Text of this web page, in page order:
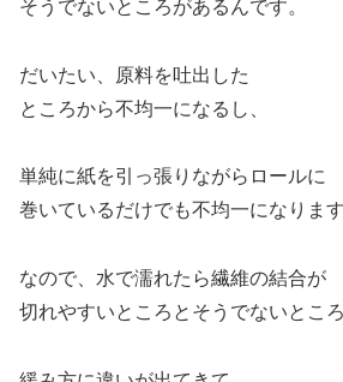
そうでないところがあるんです。
だいたい、原料を吐出した
ところから不均一になるし、
単純に紙を引っ張りながらロールに
巻いているだけでも不均一になります
なので、水で濡れたら繊維の結合が
切れやすいところとそうでないとこ